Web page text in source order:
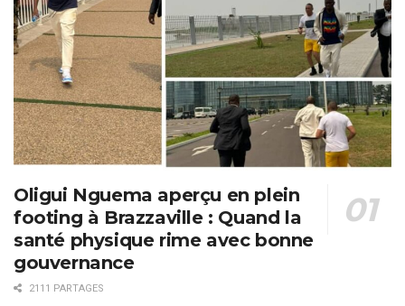
Oligui Nguema aperçu en plein
footing à Brazzaville : Quand la
santé physique rime avec bonne
gouvernance
2111 PARTAGES